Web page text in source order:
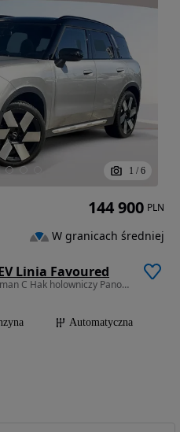
1 / 6
Linia Favoured
1499 cm3 • 170 KM • MINI Countryman C Hak holowniczy Panoramiczny dach Kamery 360 Harman
Automatyczna
144 900 PLN
W granicach średniej